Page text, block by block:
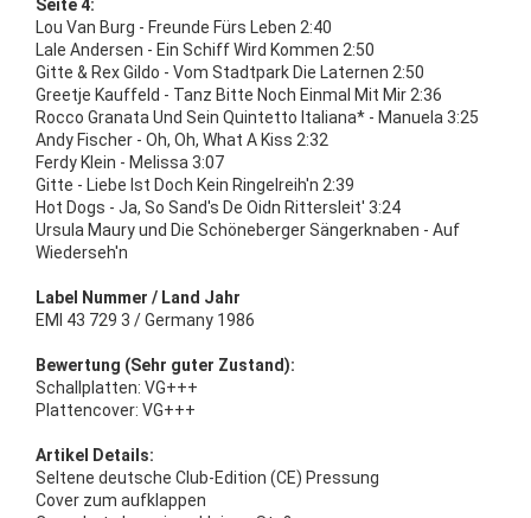
Seite 4:
Lou Van Burg - Freunde Fürs Leben 2:40
Lale Andersen - Ein Schiff Wird Kommen 2:50
Gitte & Rex Gildo - Vom Stadtpark Die Laternen 2:50
Greetje Kauffeld - Tanz Bitte Noch Einmal Mit Mir 2:36
Rocco Granata Und Sein Quintetto Italiana* - Manuela 3:25
Andy Fischer - Oh, Oh, What A Kiss 2:32
Ferdy Klein - Melissa 3:07
Gitte - Liebe Ist Doch Kein Ringelreih'n 2:39
Hot Dogs - Ja, So Sand's De Oidn Rittersleit' 3:24
Ursula Maury und Die Schöneberger Sängerknaben - Auf
Wiederseh'n
Label Nummer / Land Jahr
EMI 43 729 3 / Germany 1986
Bewertung (Sehr guter Zustand):
Schallplatten: VG+++
Plattencover: VG+++
Artikel Details:
Seltene deutsche Club-Edition (CE) Pressung
Cover zum aufklappen